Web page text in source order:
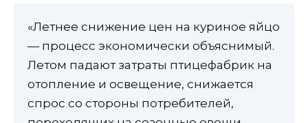
«Летнее снижение цен на куриное яйцо
— процесс экономически объяснимый.
Летом падают затраты птицефабрик на
отопление и освещение, снижается
спрос со стороны потребителей,